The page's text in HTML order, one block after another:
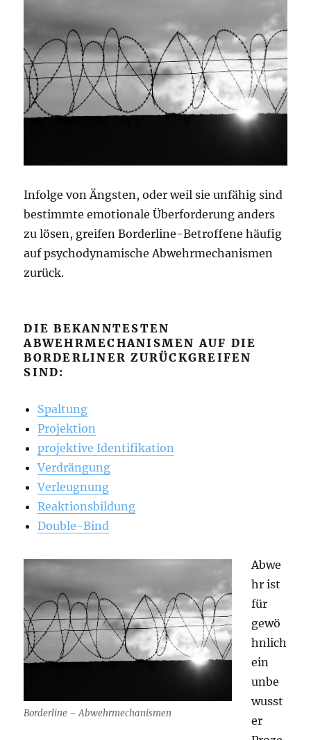
Infolge von Ängsten, oder weil sie unfähig sind
bestimmte emotionale Überforderung anders
zu lösen, greifen Borderline-Betroffene häufig
auf psychodynamische Abwehrmechanismen
zurück.
DIE BEKANNTESTEN
ABWEHRMECHANISMEN AUF DIE
BORDERLINER ZURÜCKGREIFEN
SIND:
Spaltung
Projektion
projektive Identifikation
Verdrängung
Verleugnung
Reaktionsbildung
Double-Bind
Borderline – Abwehrmechanismen
Abwe
hr ist
für
gewö
hnlich
ein
unbe
wusst
er